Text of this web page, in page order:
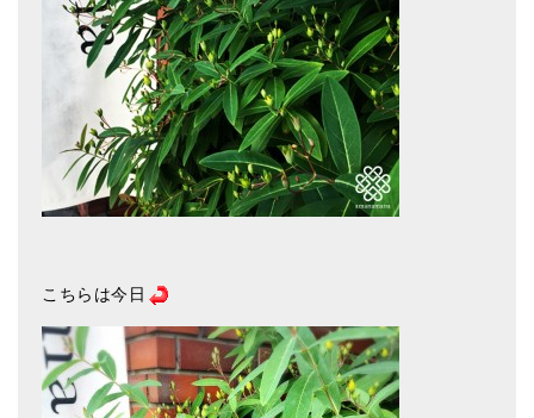
チベット・シンギングボウル
新・鍛造スペシャル
マンダラ彫（黒・渋金）
人気の3点セット
お得なアマナマナ・セット
スティック・マレット・リング（台座）
アマナマナのティンシャ
プレミアム・ティンシャ（L・M）
こちらは今日